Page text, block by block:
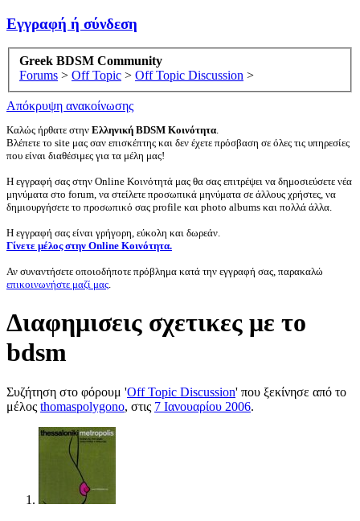
Εγγραφή ή σύνδεση
Greek BDSM Community
Forums > Off Topic > Off Topic Discussion >
Απόκρυψη ανακοίνωσης
Καλώς ήρθατε στην Ελληνική BDSM Κοινότητα.
Βλέπετε το site μας σαν επισκέπτης και δεν έχετε πρόσβαση σε όλες τις υπηρεσίες
που είναι διαθέσιμες για τα μέλη μας!
Η εγγραφή σας στην Online Κοινότητά μας θα σας επιτρέψει να δημοσιεύσετε νέα
μηνύματα στο forum, να στείλετε προσωπικά μηνύματα σε άλλους χρήστες, να
δημιουργήσετε το προσωπικό σας profile και photo albums και πολλά άλλα.
Η εγγραφή σας είναι γρήγορη, εύκολη και δωρεάν.
Γίνετε μέλος στην Online Κοινότητα.
Αν συναντήσετε οποιοδήποτε πρόβλημα κατά την εγγραφή σας, παρακαλώ
επικοινωνήστε μαζί μας.
Διαφημισεις σχετικες με το
bdsm
Συζήτηση στο φόρουμ 'Off Topic Discussion' που ξεκίνησε από το
μέλος thomaspolygono, στις 7 Ιανουαρίου 2006.